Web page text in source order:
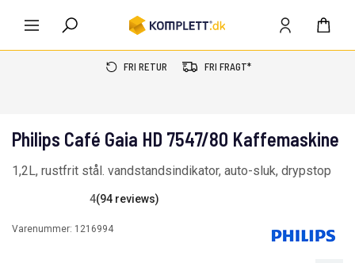
FRI RETUR FRI FRAGT*
Philips Café Gaia HD 7547/80 Kaffemaskine
1,2L, rustfrit stål. vandstandsindikator, auto-sluk, drypstop
4(94 reviews)
Varenummer: 1216994